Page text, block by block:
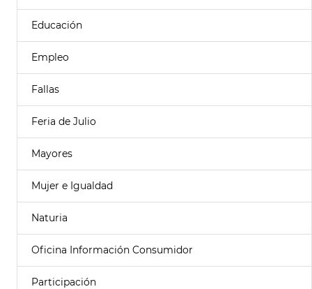
Educación
Empleo
Fallas
Feria de Julio
Mayores
Mujer e Igualdad
Naturia
Oficina Información Consumidor
Participación